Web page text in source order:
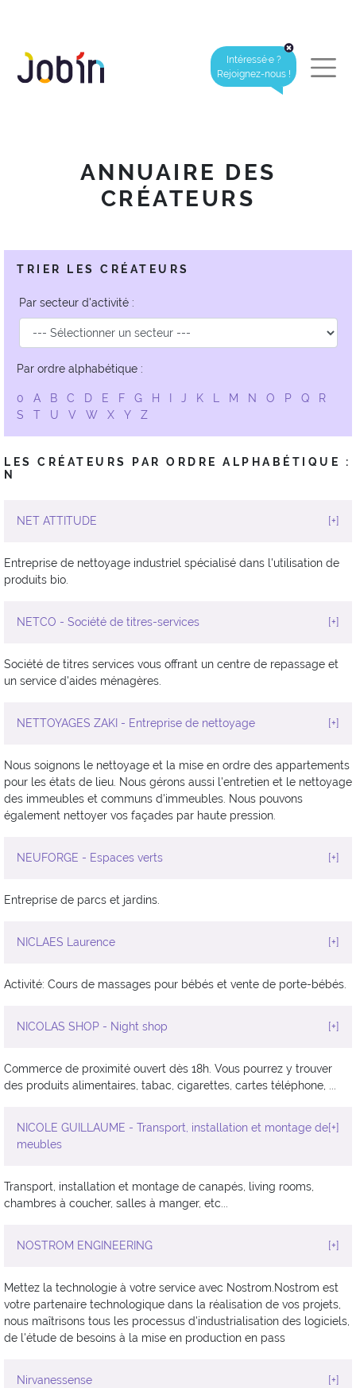
Intéressé·e ?
Rejoignez-nous !
ANNUAIRE DES
CRÉATEURS
TRIER LES CRÉATEURS
Par secteur d'activité :
Par ordre alphabétique :
0 A B C D E F G H J K L M N O P Q
R
S
T U V W X Y Z
LES CRÉATEURS PAR ORDRE ALPHABÉTIQUE :
N
NET ATTITUDE [+]
Entreprise de nettoyage industriel spécialisé dans l'utilisation de
produits bio.
NETCO - Société de titres-services [+]
Société de titres services vous offrant un centre de repassage et
un service d'aides ménagères.
NETTOYAGES ZAKI - Entreprise de nettoyage [+]
Nous soignons le nettoyage et la mise en ordre des appartements
pour les états de lieu. Nous gérons aussi l'entretien et le nettoyage
des immeubles et communs d'immeubles. Nous pouvons
également nettoyer vos façades par haute pression.
NEUFORGE - Espaces verts [+]
Entreprise de parcs et jardins.
NICLAES Laurence [+]
Activité: Cours de massages pour bébés et vente de porte-bébés.
NICOLAS SHOP - Night shop [+]
Commerce de proximité ouvert dès 18h. Vous pourrez y trouver
des produits alimentaires, tabac, cigarettes, cartes téléphone, ...
NICOLE GUILLAUME - Transport, installation et montage de
meubles
[+]
Transport, installation et montage de canapés, living rooms,
chambres à coucher, salles à manger, etc...
NOSTROM ENGINEERING [+]
Mettez la technologie à votre service avec Nostrom.Nostrom est
votre partenaire technologique dans la réalisation de vos projets,
nous maîtrisons tous les processus d'industrialisation des logiciels,
de l'étude de besoins à la mise en production en pass
Nirvanessense [+]